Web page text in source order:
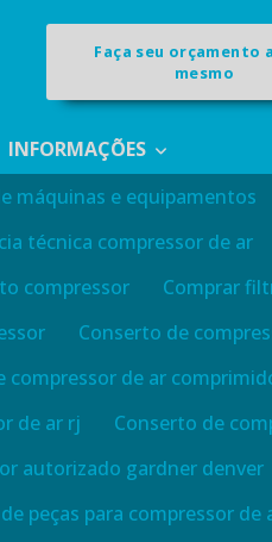
Faça seu orçamento
mesmo
INFORMAÇÕES
máquinas e equipamentos
técnica compressor de ar
compressor
Comprar
Conserto de
compressor de ar
de ar rj
Conserto de
autorizado gardner denver
peças para compressor de